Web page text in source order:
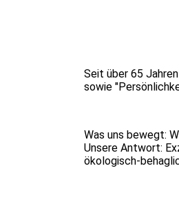
Seit über 65
sowie
Was uns bewegt:
Unsere Antwort:
ökologisch-